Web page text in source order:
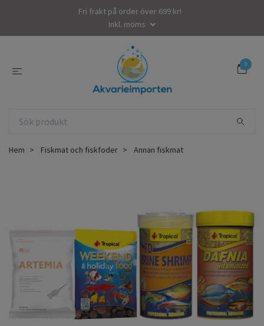
Fri frakt på order över 699 kr!
Inkl. moms
0
Hem Fiskmat och fiskfoder Annan fiskmat